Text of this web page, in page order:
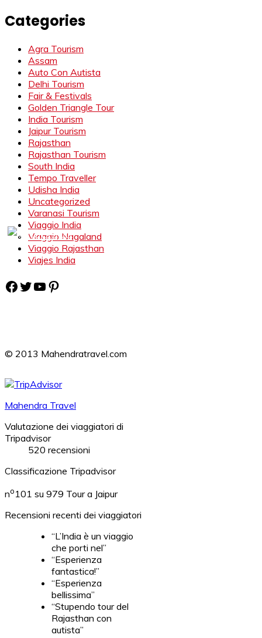
Categories
Agra Tourism
Assam
Auto Con Autista
Delhi Tourism
Fair & Festivals
Golden Triangle Tour
India Tourism
Jaipur Tourism
Rajasthan
Rajasthan Tourism
South India
Tempo Traveller
Udisha India
Uncategorized
Varanasi Tourism
Viaggio India
Viaggio Nagaland
Viaggio Rajasthan
Viajes India
Facebook
Twitter
YouTube
Pinterest
© 2013 Mahendratravel.com
Mahendra Travel
Valutazione dei viaggiatori di
Tripadvisor
520 recensioni
Classificazione Tripadvisor
no101 su 979 Tour a Jaipur
Recensioni recenti dei viaggiatori
“L’India è un viaggio
che porti nel”
“Esperienza
fantastica!”
“Esperienza
bellissima”
“Stupendo tour del
Rajasthan con
autista”